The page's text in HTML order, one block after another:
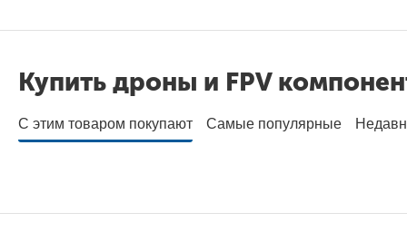
Купить дроны и FPV
С этим товаром покупают Самые популярные